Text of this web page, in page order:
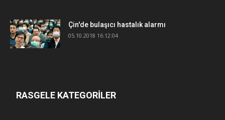
Çin'de bulaşıcı hastalık alarmı
05.10.2018 16:12:04
RASGELE KATEGORİLER